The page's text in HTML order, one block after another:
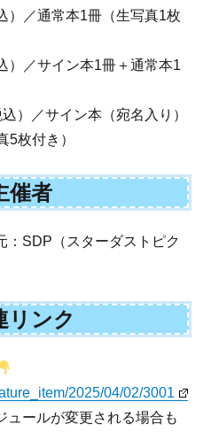
）／通常本1冊（生写真1枚
）／サイン本1冊＋通常本1
）／サイン本（宛名入り）
5枚付き）
催者
：SDP（スターダストピク
リンク
2025/04/02/3001
ールが変更される場合も